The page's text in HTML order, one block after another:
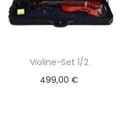
Violine-Set 1/2
499,00€